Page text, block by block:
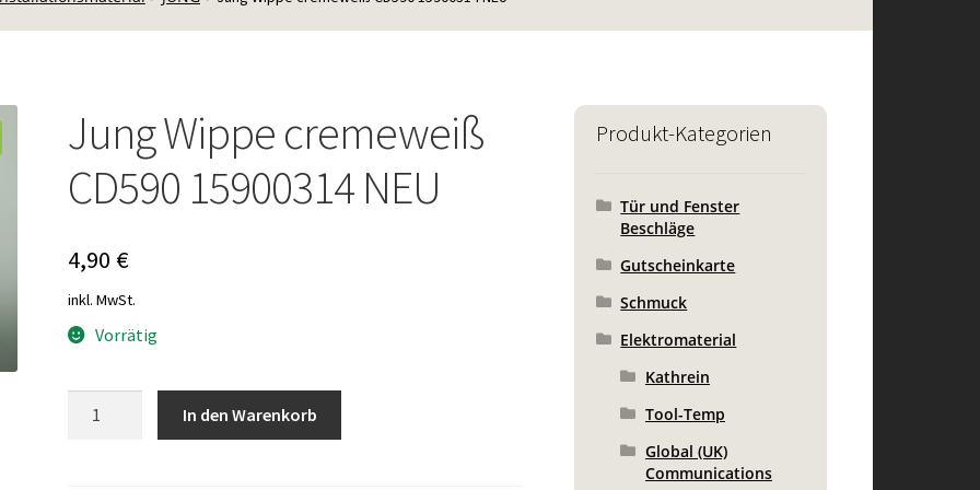
Jung Wippe cremeweiß
CD590 15900314 NEU
4,90 €
inkl. MwSt.
Vorrätig
In den Warenkorb
Produkt-Kategorien
Tür und Fenster
Beschläge
Gutscheinkarte
Schmuck
Elektromaterial
Kathrein
Tool-Temp
Global (UK)
Communications